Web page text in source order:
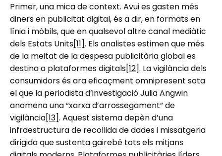
Primer, una mica de context. Avui es gasten més
diners en publicitat digital, és a dir, en formats en
línia i mòbils, que en qualsevol altre canal mediàtic
dels Estats Units[11]. Els analistes estimen que més
de la meitat de la despesa publicitària global es
destina a plataformes digitals[12]. La vigilància dels
consumidors és ara eficaçment omnipresent sota
el que la periodista d’investigació Julia Angwin
anomena una “xarxa d’arrossegament” de
vigilància[13]. Aquest sistema depèn d’una
infraestructura de recollida de dades i missatgeria
dirigida que sustenta gairebé tots els mitjans